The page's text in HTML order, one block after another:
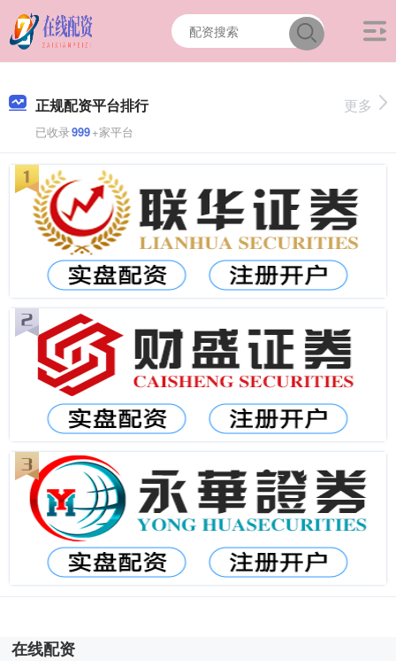
正规配资平台排行
已收录999+家平台
更多
在线配资